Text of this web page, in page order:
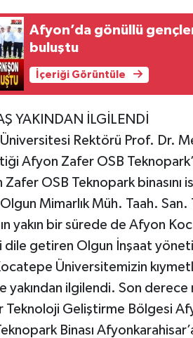
Afyon’da gönüllü
buluştu
İçeriği Görüntüle
YAKINDAN İLGİLENDİ
Rektörü Prof. Dr.
Afyon Zafer OSB
OSB Teknopark binasını
Mimarlık Müh. Taah.
yakın bir sürede de Afyon
getiren Olgun İnşaat
Üniversitemizin
yakından ilgilendi. Son
Teknoloji Geliştirme Bölgesi
Binası